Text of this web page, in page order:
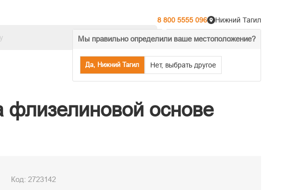
8 800 5555 096
Мы правильно определили ваше местоположение?
Да, Нижний Тагил Нет, выбрать другое
Нижний Тагил
% Акции Распродажа
флизелиновой основе
Код: 2723142